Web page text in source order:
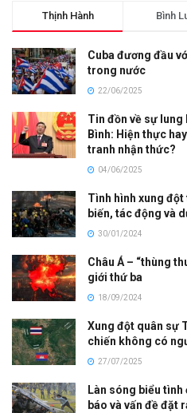
Thịnh Hành Bình
Cuba đương đầu
trong nước
22/06/2025
Tin đồn về sự lung
Bình: Hiện thực
tranh nhận thức?
04/06/2025
Tình hình xung
biến, tác động và
30/01/2024
Châu Á – “thùng
giới thứ ba
18/09/2024
Xung đột quân sự
chiến không có
27/07/2025
Làn sóng biểu
báo và vấn đề đặt